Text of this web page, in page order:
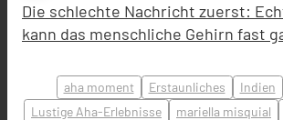
Die schlechte Nachricht zuerst:
kann das menschliche Gehirn fast
aha moment Erstaunliches Indien
Lustige Aha-Erlebnisse
mariella misquial